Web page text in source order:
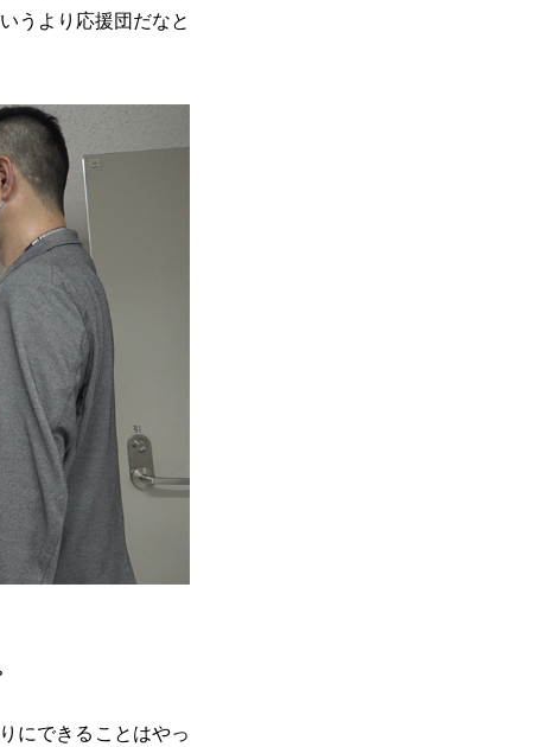
うより応援団だなと
にできることはやっ